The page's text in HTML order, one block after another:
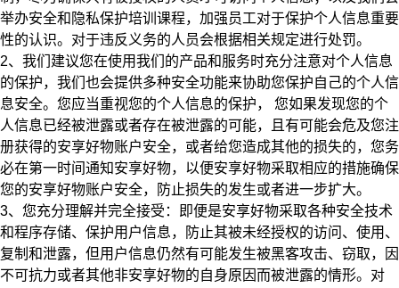
举办安全和隐私保护培训课程，加强员工对于保护个人信息重要
性的认识。对于违反义务的人员会根据相关规定进行处罚。
2、我们建议您在使用我们的产品和服务时充分注意对个人信息
的保护，我们也会提供多种安全功能来协助您保护自己的个人信
息安全。您应当重视您的个人信息的保护， 您如果发现您的个
人信息已经被泄露或者存在被泄露的可能，且有可能会危及您注
册获得的安享好物账户安全，或者给您造成其他的损失的，您务
必在第一时间通知安享好物，以便安享好物采取相应的措施确保
您的安享好物账户安全，防止损失的发生或者进一步扩大。
3、您充分理解并完全接受：即便是安享好物采取各种安全技术
和程序存储、保护用户信息，防止其被未经授权的访问、使用、
复制和泄露，但用户信息仍然有可能发生被黑客攻击、窃取，因
不可抗力或者其他非安享好物的自身原因而被泄露的情形。对